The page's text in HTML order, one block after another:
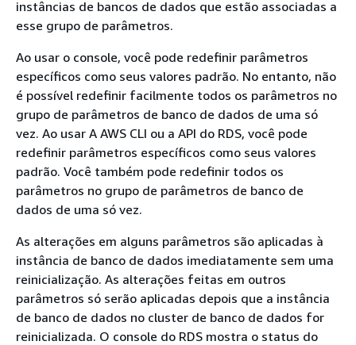
instâncias de bancos de dados que estão associadas a
esse grupo de parâmetros.
Ao usar o console, você pode redefinir parâmetros
específicos como seus valores padrão. No entanto, não
é possível redefinir facilmente todos os parâmetros no
grupo de parâmetros de banco de dados de uma só
vez. Ao usar A AWS CLI ou a API do RDS, você pode
redefinir parâmetros específicos como seus valores
padrão. Você também pode redefinir todos os
parâmetros no grupo de parâmetros de banco de
dados de uma só vez.
As alterações em alguns parâmetros são aplicadas à
instância de banco de dados imediatamente sem uma
reinicialização. As alterações feitas em outros
parâmetros só serão aplicadas depois que a instância
de banco de dados no cluster de banco de dados for
reinicializada. O console do RDS mostra o status do